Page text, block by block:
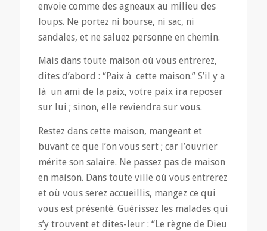
envoie comme des agneaux au milieu des
loups. Ne portez ni bourse, ni sac, ni
sandales, et ne saluez personne en chemin.
Mais dans toute maison où vous entrerez,
dites d’abord : “Paix à cette maison.” S’il y a
là un ami de la paix, votre paix ira reposer
sur lui ; sinon, elle reviendra sur vous.
Restez dans cette maison, mangeant et
buvant ce que l’on vous sert ; car l’ouvrier
mérite son salaire. Ne passez pas de maison
en maison. Dans toute ville où vous entrerez
et où vous serez accueillis, mangez ce qui
vous est présenté. Guérissez les malades qui
s’y trouvent et dites-leur : “Le règne de Dieu